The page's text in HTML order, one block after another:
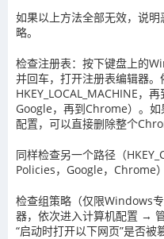
如果以上方法全部无效，说
略。
检查注册表：按下键盘上的
并回车，打开注册表编辑器
HKEY_LOCAL_MACHINE，
Google，再到Chrome）。
配置，可以直接删除整个
同样检查另一个路径（
Policies，Google，Chrome
检查组策略（仅限Windows
器，依次进入计算机配置 →
“启动时打开以下网页”是否被